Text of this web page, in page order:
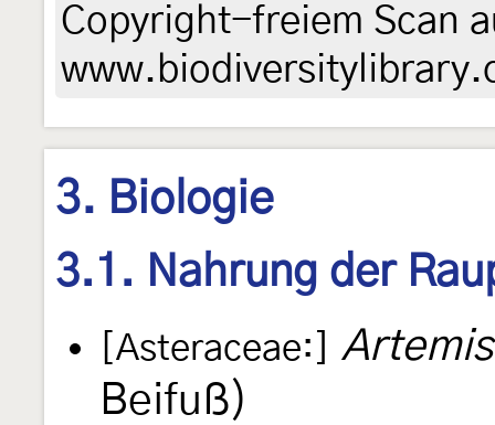
Copyright-freiem Scan
3. Biologie
3.1. Nahrung der
[Asteraceae:]
Beifuß)